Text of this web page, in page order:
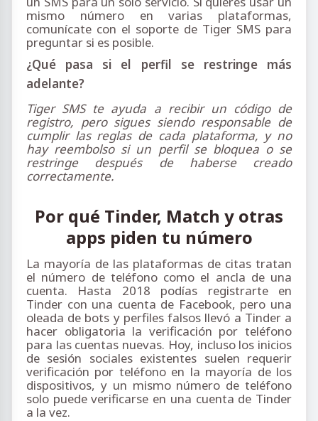
mismo número en varias plataformas,
comunícate con el soporte de Tiger SMS para
preguntar si es posible.
¿Qué pasa si el perfil se restringe más
adelante?
Tiger SMS te ayuda a recibir un código de
registro, pero sigues siendo responsable de
cumplir las reglas de cada plataforma, y no
hay reembolso si un perfil se bloquea o se
restringe después de haberse creado
correctamente.
Por qué Tinder, Match y otras
apps piden tu número
La mayoría de las plataformas de citas tratan
el número de teléfono como el ancla de una
cuenta. Hasta 2018 podías registrarte en
Tinder con una cuenta de Facebook, pero una
oleada de bots y perfiles falsos llevó a Tinder a
hacer obligatoria la verificación por teléfono
para las cuentas nuevas. Hoy, incluso los inicios
de sesión sociales existentes suelen requerir
verificación por teléfono en la mayoría de los
dispositivos, y un mismo número de teléfono
solo puede verificarse en una cuenta de Tinder
a la vez.